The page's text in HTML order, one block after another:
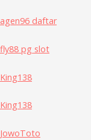
agen96 daftar
fly88 pg slot
King138
King138
JowoToto